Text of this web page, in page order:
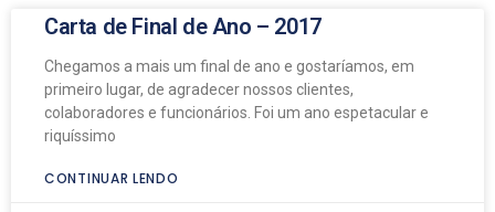
Carta de Final de Ano – 2017
Chegamos a mais um final de ano e gostaríamos, em
primeiro lugar, de agradecer nossos clientes,
colaboradores e funcionários. Foi um ano espetacular e
riquíssimo
CONTINUAR LENDO